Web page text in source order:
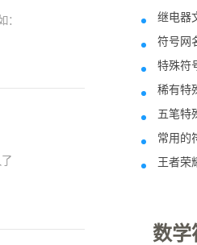
：
继电器
符号网
特殊符
稀有特
五笔特
常用的
王者荣
数学